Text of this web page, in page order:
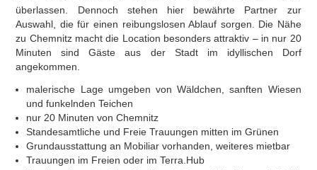
überlassen. Dennoch stehen hier bewährte Partner zur
Auswahl, die für einen reibungslosen Ablauf sorgen. Die Nähe
zu Chemnitz macht die Location besonders attraktiv – in nur 20
Minuten sind Gäste aus der Stadt im idyllischen Dorf
angekommen.
malerische Lage umgeben von Wäldchen, sanften Wiesen
und funkelnden Teichen
nur 20 Minuten von Chemnitz
Standesamtliche und Freie Trauungen mitten im Grünen
Grundausstattung an Mobiliar vorhanden, weiteres mietbar
Trauungen im Freien oder im Terra.Hub